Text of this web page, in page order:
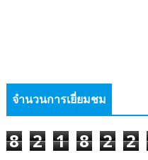
จำนวนการเยี่ยมชม
8 2 1 8 2 2